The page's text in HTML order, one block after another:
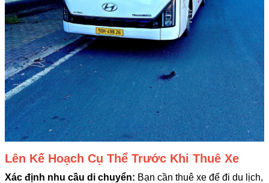
Lên Kế Hoạch Cụ Thể Trước Khi Thuê Xe
Xác định nhu cầu di chuyển: Bạn cần thuê xe để đi du lịch,